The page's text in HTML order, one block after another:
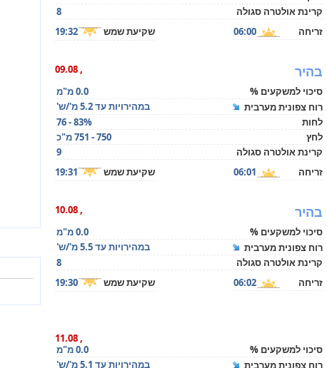
קרינת אולטרה סגולה
8
זריחה
06:00 שקיעת שמש 19:32
, 09.08 בהיר
סיכוי למשקעים %
0.0 מ"מ
רוח צפונית מערבית
במהירויות עד 5.2 מ'/ש'
לחות
76 - 83%
לחץ
750 - 751 מ"כ
קרינת אולטרה סגולה
9
זריחה
06:01 שקיעת שמש 19:31
, 10.08 בהיר
סיכוי למשקעים %
0.0 מ"מ
רוח צפונית מערבית
במהירויות עד 5.5 מ'/ש'
קרינת אולטרה סגולה
8
זריחה
06:02 שקיעת שמש 19:30
, 11.08
סיכוי למשקעים %
0.0 מ"מ
רוח צפונית מערבית
במהירויות עד 5.1 מ'/ש'